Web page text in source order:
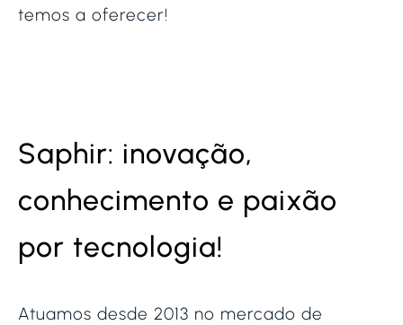
temos a oferecer!
Saphir: inovação,
conhecimento e paixão
por tecnologia!
Atuamos desde 2013 no mercado de